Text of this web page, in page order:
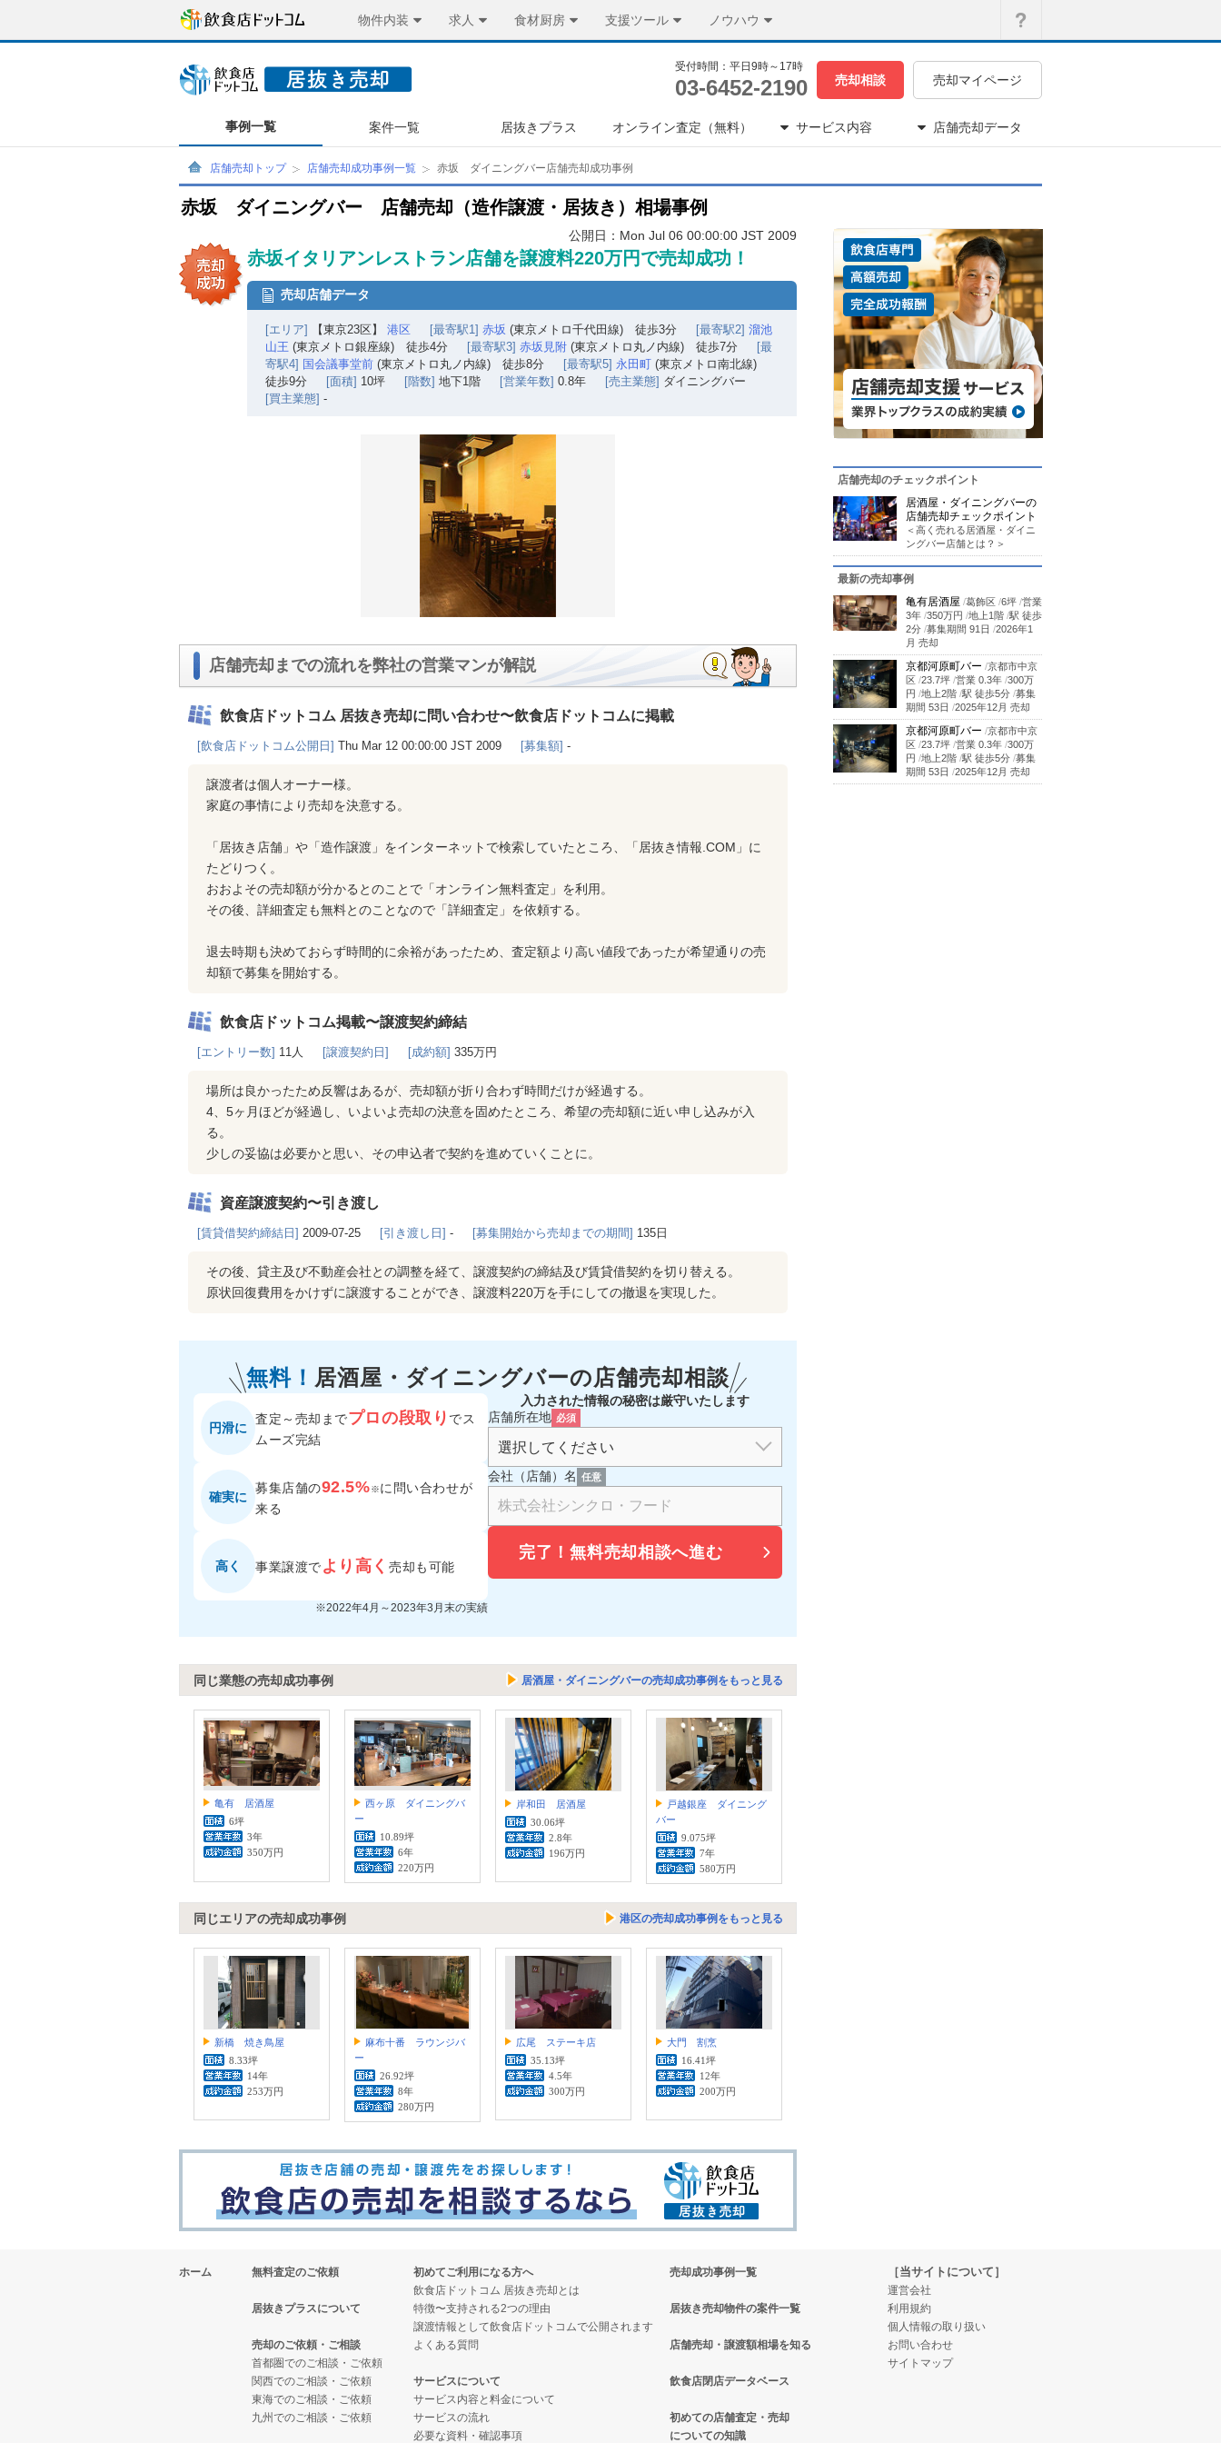
物件内装 求人 食材厨房 支援ツール ノウハウ
受付時間：平日9時～17時
03-6452-2190 売却相談 売却マイページ
事例一覧 案件一覧 居抜きプラス オンライン査定（無料） サービス内容 店舗売却データ
店舗売却トップ 店舗売却成功事例一覧 赤坂 ダイニングバー店舗売却成功事例
赤坂 ダイニングバー 店舗売却（造作譲渡・居抜き）相場事例
公開日：Mon Jul 06 00:00:00 JST 2009
赤坂イタリアンレストラン店舗を譲渡料220万円で売却成功！
売却店舗データ
[エリア] 【東京23区】 港区 [最寄駅1] 赤坂 (東京メトロ千代田線) 徒歩3分 [最寄駅2] 溜池
山王 (東京メトロ銀座線) 徒歩4分 [最寄駅3] 赤坂見附 (東京メトロ丸ノ内線) 徒歩7分
[最
寄駅4] 国会議事堂前 (東京メトロ丸ノ内線) 徒歩8分 [最寄駅5] 永田町 (東京メトロ南北線)
徒歩9分
[面積] 10坪 [階数] 地下1階 [営業年数] 0.8年 [売主業態] ダイニングバー
[買主業態] -
店舗売却までの流れを弊社の営業マンが解説
飲食店ドットコム 居抜き売却に問い合わせ〜飲食店ドットコムに掲載
[飲食店ドットコム公開日] Thu Mar 12 00:00:00 JST 2009 [募集額] -
譲渡者は個人オーナー様。
家庭の事情により売却を決意する。
「居抜き店舗」や「造作譲渡」をインターネットで検索していたところ、「居抜き情報.COM」に
たどりつく。
おおよその売却額が分かるとのことで「オンライン無料査定」を利用。
その後、詳細査定も無料とのことなので「詳細査定」を依頼する。
退去時期も決めておらず時間的に余裕があったため、査定額より高い値段であったが希望通りの売
却額で募集を開始する。
飲食店ドットコム掲載〜譲渡契約締結
[エントリー数] 11人 [譲渡契約日] [成約額] 335万円
場所は良かったため反響はあるが、売却額が折り合わず時間だけが経過する。
4、5ヶ月ほどが経過し、いよいよ売却の決意を固めたところ、希望の売却額に近い申し込みが入
る。
少しの妥協は必要かと思い、その申込者で契約を進めていくことに。
資産譲渡契約〜引き渡し
[賃貸借契約締結日] 2009-07-25 [引き渡し日] - [募集開始から売却までの期間] 135日
その後、貸主及び不動産会社との調整を経て、譲渡契約の締結及び賃貸借契約を切り替える。
原状回復費用をかけずに譲渡することができ、譲渡料220万を手にしての撤退を実現した。
無料！ 居酒屋・ダイニングバーの店舗売却相談
円滑に
査定～売却までプロの段取り でス
ムーズ完結
確実に
募集店舗の92.5%※に 問い合わせが
来る
高く 事業譲渡でより高く売却も可能
※2022年4月～2023年3月末の実績
入力された情報の秘密は厳守いたします
店舗所在地 必須
会社（店舗）名 任意
完了！無料売却相談へ進む
同じ業態の売却成功事例 居酒屋・ダイニングバーの売却成功事例をもっと見る
亀有 居酒屋
6坪
3年
350万円
西ヶ原 ダイニングバ
ー
10.89坪
6年
220万円
岸和田 居酒屋
30.06坪
2.8年
196万円
戸越銀座 ダイニング
バー
9.075坪
7年
580万円
同じエリアの売却成功事例 港区の売却成功事例をもっと見る
新橋 焼き鳥屋
8.33坪
14年
253万円
麻布十番 ラウンジバ
ー
26.92坪
8年
280万円
広尾 ステーキ店
35.13坪
4.5年
300万円
大門 割烹
16.41坪
12年
200万円
店舗売却のチェックポイント
居酒屋・ダイニングバーの
店舗売却チェックポイント
＜高く売れる居酒屋・ダイニ
ングバー店舗とは？＞
最新の売却事例
亀有居酒屋 /葛飾区 /6坪 /営業
3年 /350万円 /地上1階 /駅 徒歩
2分 /募集期間 91日 /2026年1
月 売却
京都河原町バー /京都市中京
区 /23.7坪 /営業 0.3年 /300万
円 /地上2階 /駅 徒歩5分 /募集
期間 53日 /2025年12月 売却
京都河原町バー /京都市中京
区 /23.7坪 /営業 0.3年 /300万
円 /地上2階 /駅 徒歩5分 /募集
期間 53日 /2025年12月 売却
ホーム 無料査定のご依頼
居抜きプラスについて
売却のご依頼・ご相談
首都圏でのご相談・ご依頼
関西でのご相談・ご依頼
東海でのご相談・ご依頼
九州でのご相談・ご依頼
初めてご利用になる方へ
飲食店ドットコム 居抜き売却とは
特徴〜支持される2つの理由
譲渡情報として飲食店ドットコムで公開されます
よくある質問
サービスについて
サービス内容と料金について
サービスの流れ
必要な資料・確認事項
売却成功事例一覧
居抜き売却物件の案件一覧
店舗売却・譲渡額相場を知る
飲食店閉店データベース
初めての店舗査定・売却
についての知識
［当サイトについて］
運営会社
利用規約
個人情報の取り扱い
お問い合わせ
サイトマップ